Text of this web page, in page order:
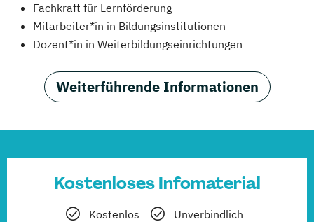
Fachkraft für Lernförderung
Mitarbeiter*in in Bildungsinstitutionen
Dozent*in in Weiterbildungseinrichtungen
Weiterführende Informationen
Kostenloses Infomaterial
Kostenlos
Unverbindlich